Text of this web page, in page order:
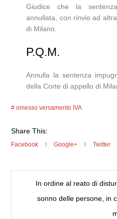
Giudice che la
annullata, con rinvio ad
di Milano.
P.Q.M.
Annulla la sentenza
della Corte di appello di
omesso versamento IVA
Share This:
Facebook Google+ Twitter
In ordine al reato di
sonno delle persone, in